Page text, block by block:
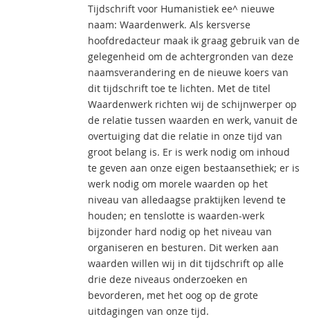
Tijdschrift voor Humanistiek ee^ nieuwe
naam: Waardenwerk. Als kersverse
hoofdredacteur maak ik graag gebruik van de
gelegenheid om de achtergronden van deze
naamsverandering en de nieuwe koers van
dit tijdschrift toe te lichten. Met de titel
Waardenwerk richten wij de schijnwerper op
de relatie tussen waarden en werk, vanuit de
overtuiging dat die relatie in onze tijd van
groot belang is. Er is werk nodig om inhoud
te geven aan onze eigen bestaansethiek; er is
werk nodig om morele waarden op het
niveau van alledaagse praktijken levend te
houden; en tenslotte is waarden-werk
bijzonder hard nodig op het niveau van
organiseren en besturen. Dit werken aan
waarden willen wij in dit tijdschrift op alle
drie deze niveaus onderzoeken en
bevorderen, met het oog op de grote
uitdagingen van onze tijd.